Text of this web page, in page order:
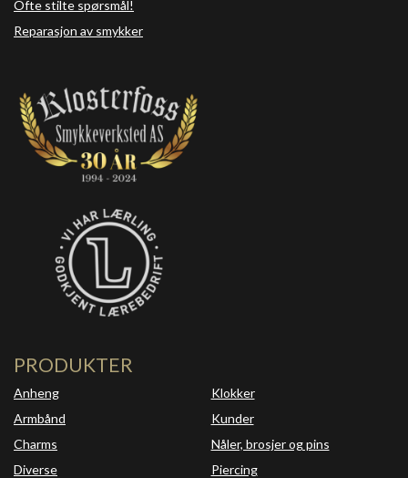
Ofte stilte spørsmål!
Reparasjon av smykker
PRODUKTER
Anheng
Armbånd
Charms
Diverse
Klokker
Kunder
Nåler, brosjer og pins
Piercing